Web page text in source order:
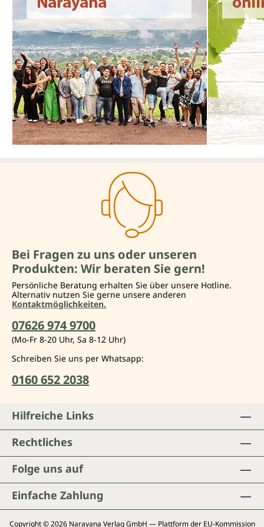
Bei Fragen zu uns oder unseren
Produkten: Wir beraten Sie gern!
Persönliche Beratung erhalten Sie über unsere Hotline.
Alternativ nutzen Sie gerne unsere anderen
Kontaktmöglichkeiten.
07626 974 9700
(Mo-Fr 8-20 Uhr, Sa 8-12 Uhr)
Schreiben Sie uns per Whatsapp:
0160 652 2038
Folge uns auf
Einfache Zahlung
Hilfreiche Links
Rechtliches
Copyright © 2026 Narayana Verlag GmbH — Plattform der EU-Kommission